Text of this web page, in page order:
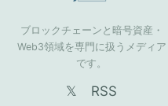
ブロックチェーンと暗号資産・
Web3領域を専門に扱うメディア
です。
𝕏 RSS